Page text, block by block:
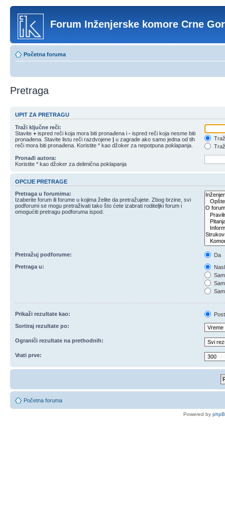
Forum Inženjerske komore Crne
Početna foruma
Pretraga
UPIT ZA PRETRAGU
Traži ključne reči:
Stavite + ispred reči koja mora biti pronađena i - ispred reči koja nesme biti
pronađena. Stavite listu reči razdvojene | u zagrade ako samo jedna od tih
reči mora biti pronađena. Koristite * kao džoker za nepotpuna poklapanja.
Pronađi autora:
Koristite * kao džoker za delimična poklapanja
OPCIJE PRETRAGE
Pretraga u forumima:
Izaberite forum ili forume u kojima želite da pretražujete. Zbog brzine, svi
podforumi se mogu pretraživati tako što ćete izabrati roditeljki forum i
omogućiti pretragu podforuma ispod.
Pretražuj podforume:
Da
Pretraga u:
Prikaži rezultate kao:
Sortiraj rezultate po:
Ograniči rezultate na prethodnih:
Vrati prve:
Početna foruma
Powered by